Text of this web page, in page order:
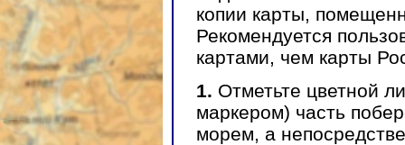
копии карты,
Рекомендуется
картами, чем карты
1. Отметьте цветной
маркером) часть
морем, а